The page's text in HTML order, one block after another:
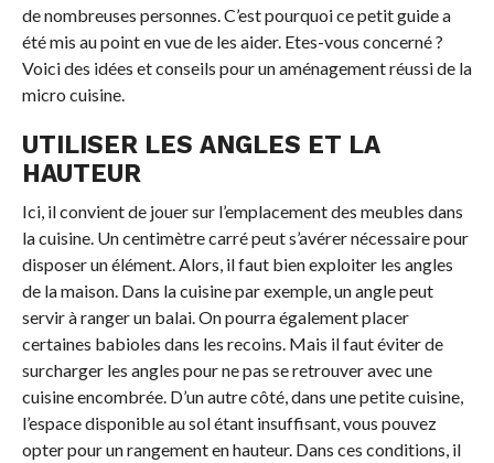
de nombreuses personnes. C’est pourquoi ce petit guide a
été mis au point en vue de les aider. Etes-vous concerné ?
Voici des idées et conseils pour un aménagement réussi de la
micro cuisine.
UTILISER LES ANGLES ET LA
HAUTEUR
Ici, il convient de jouer sur l’emplacement des meubles dans
la cuisine. Un centimètre carré peut s’avérer nécessaire pour
disposer un élément. Alors, il faut bien exploiter les angles
de la maison. Dans la cuisine par exemple, un angle peut
servir à ranger un balai. On pourra également placer
certaines babioles dans les recoins. Mais il faut éviter de
surcharger les angles pour ne pas se retrouver avec une
cuisine encombrée. D’un autre côté, dans une petite cuisine,
l’espace disponible au sol étant insuffisant, vous pouvez
opter pour un rangement en hauteur. Dans ces conditions, il